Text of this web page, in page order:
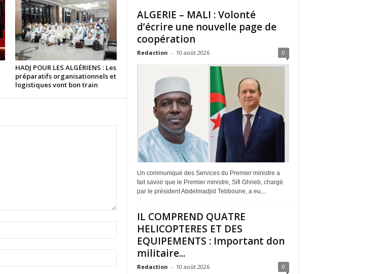
HADJ POUR LES ALGÉRIENS : Les
préparatifs organisationnels et
logistiques vont bon train
ALGERIE – MALI : Volonté
d’écrire une nouvelle page de
coopération
Redaction - 10 août 2026 0
Un communiqué des Services du Premier ministre a
fait savoir que le Premier ministre, Sifi Ghrieb, chargé
par le président Abdelmadjid Tebboune, a eu,...
IL COMPREND QUATRE
HELICOPTERES ET DES
EQUIPEMENTS : Important don
militaire...
Redaction - 10 août 2026 0